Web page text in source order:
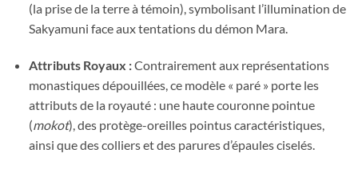
(la prise de la terre à témoin), symbolisant l’illumination de
Sakyamuni face aux tentations du démon Mara.
Attributs Royaux :Contrairement aux représentations
monastiques dépouillées, ce modèle « paré » porte les
attributs de la royauté : une haute couronne pointue
(mokot), des protège-oreilles pointus caractéristiques,
ainsi que des colliers et des parures d’épaules ciselés.